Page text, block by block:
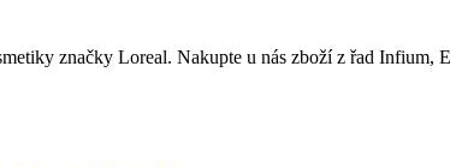
značky Loreal. Nakupte u nás zboží z řad Infium,